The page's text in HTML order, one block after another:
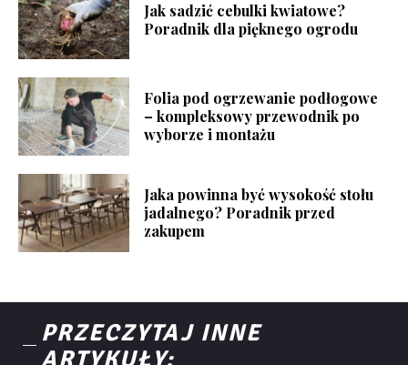
Jak sadzić cebulki kwiatowe?
Poradnik dla pięknego ogrodu
Folia pod ogrzewanie podłogowe
– kompleksowy przewodnik po
wyborze i montażu
Jaka powinna być wysokość stołu
jadalnego? Poradnik przed
zakupem
PRZECZYTAJ INNE
ARTYKUŁY: